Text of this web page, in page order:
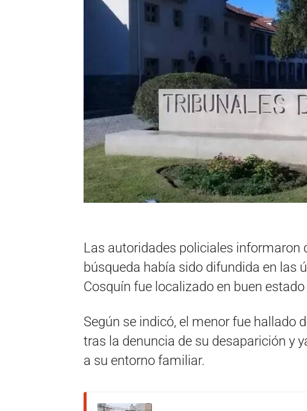
Las autoridades policiales informaron
búsqueda había sido difundida en las
Cosquín fue localizado en buen
Según se indicó, el menor fue hallado
tras la denuncia de su desaparición y
a su entorno familiar.